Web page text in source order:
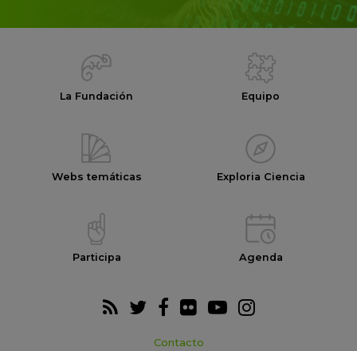
La Fundación Equipo
Webs temáticas Exploria Ciencia
Participa Agenda
Contacto